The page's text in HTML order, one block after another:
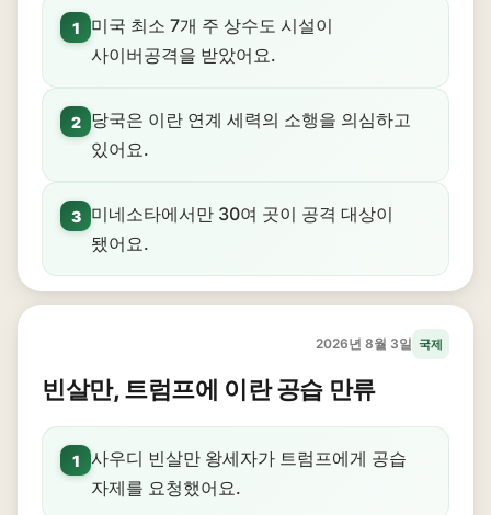
1
미국 최소 7개 주 상수도 시설이
사이버공격을 받았어요.
2
당국은 이란 연계 세력의 소행을 의심하고
있어요.
3
미네소타에서만 30여 곳이 공격 대상이
됐어요.
2026년 8월 3일 국제
빈살만, 트럼프에 이란 공습 만류
1
사우디 빈살만 왕세자가 트럼프에게 공습
자제를 요청했어요.